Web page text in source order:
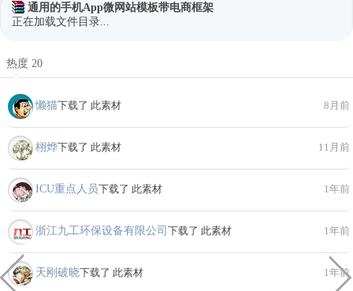
通用的手机App微网站模板带电商框架
正在加载文件目录...
热度 20
懒猫下载了 此素材 8月前
栩烨下载了 此素材 11月前
ICU重点人员下载了 此素材 1年前
浙江九工环保设备有限公司 下载了 此素材 1年前
天刚破晓下载了 此素材 1年前